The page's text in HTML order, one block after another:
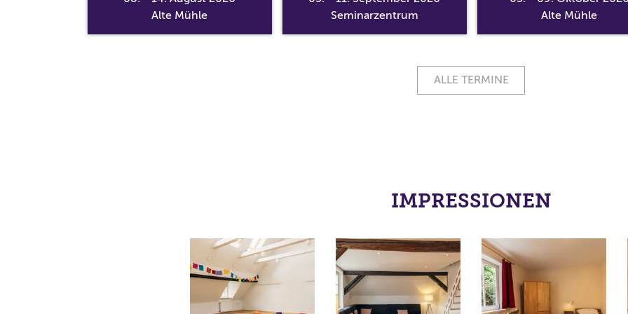
Alte Mühle
Seminarzentrum
Alte Mühle
ALLE TERMINE
IMPRESSIONEN